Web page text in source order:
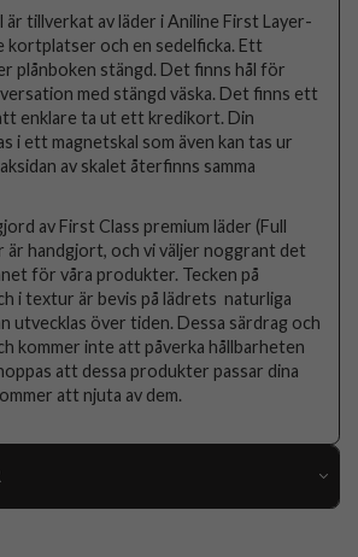
tillverkat av läder i Aniline First Layer-
kortplatser och en sedelficka. Ett
plånboken stängd. Det finns hål för
med stängd väska. Det finns ett
enklare ta ut ett kredikort. Din
i ett magnetskal som även kan tas ur
av skalet återfinns samma
av First Class premium läder (Full
är handgjort, och vi väljer noggrant det
för våra produkter. Tecken på
i textur är bevis på lädrets naturliga
utvecklas över tiden. Dessa särdrag och
kommer inte att påverka hållbarheten
att dessa produkter passar dina
att njuta av dem.